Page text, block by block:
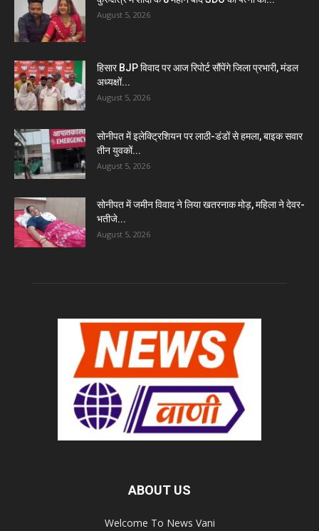
August 5, 2026
हिसार BJP विवाद पर आज रिपोर्ट सौंपेंगे जिला प्रभारी, मंडल
अध्यक्षों...
August 5, 2026
सोनीपत में इलेक्ट्रिशियन पर लाठी-डंडों से हमला, बाइक सवार
तीन युवकों...
August 5, 2026
सोनीपत में जमीन विवाद ने लिया खतरनाक मोड़, महिला ने देवर-
भतीजे...
August 5, 2026
ABOUT US
Welcome To News Vani